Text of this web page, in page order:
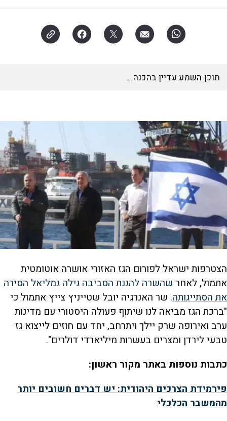
תוכן השמע עדיין בהכנה...
הצטרפות ישראל לפורום הגז האזורי אושרה אוטומטית
אתמול, לאחרשהשרה להגנת הסביבה גילה גמליאל הסירה
את הסתייגותה. שר האנרגיה יובל שטייניץ צייץ אתמול כי
"ברכת הגז מביאה לנו שיתוף פעולה היסטורי עם מדינות
ערב ואירופה שרק יילך ויתרחב, יחד עם חוזים לייצוא גז
טבעי לירדן ומצרים בעשרות מיליארדי דולרים".
כתבות נוספות באתר מקור ראשון:
פירמידת הצרכים היהודית: יש דברים חשובים יותר
מהמשבר הכלכלי